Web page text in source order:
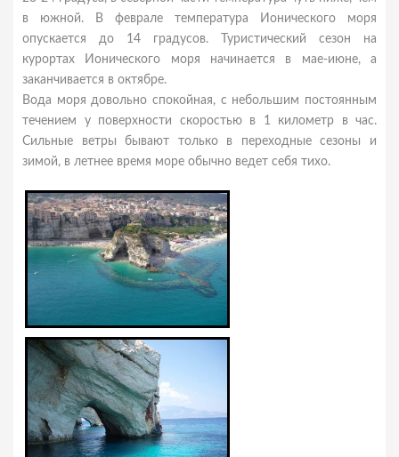
в южной. В феврале температура Ионического моря
опускается до 14 градусов. Туристический сезон на
курортах Ионического моря начинается в мае-июне, а
заканчивается в октябре.
Вода моря довольно спокойная, с небольшим постоянным
течением у поверхности скоростью в 1 километр в час.
Сильные ветры бывают только в переходные сезоны и
зимой, в летнее время море обычно ведет себя тихо.